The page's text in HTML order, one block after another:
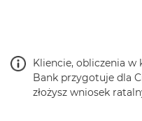
Kliencie, obliczenia w
Bank przygotuje dla
złożysz wniosek